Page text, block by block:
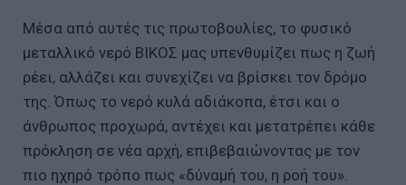
Μέσα από αυτές τις πρωτοβουλίες, το φυσικό
μεταλλικό νερό ΒΙΚΟΣ μας υπενθυμίζει πως η ζωή
ρέει, αλλάζει και συνεχίζει να βρίσκει τον δρόμο
της. Όπως το νερό κυλά αδιάκοπα, έτσι και ο
άνθρωπος προχωρά, αντέχει και μετατρέπει κάθε
πρόκληση σε νέα αρχή, επιβεβαιώνοντας με τον
πιο ηχηρό τρόπο πως «δύναμή του, η ροή του».